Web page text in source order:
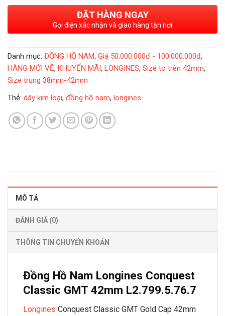
ĐẶT HÀNG NGAY
Gọi điện xác nhận và giao hàng tận nơi
Danh mục: ĐỒNG HỒ NAM, Giá 50.000.000đ - 100.000.000đ,
HÀNG MỚI VỀ, KHUYẾN MÃI, LONGINES, Size to trên 42mm,
Size trung 38mm-42mm
Thẻ: dây kim loại, đồng hồ nam, longines
MÔ TẢ
ĐÁNH GIÁ (0)
THÔNG TIN CHUYỂN KHOẢN
Đồng Hồ Nam Longines Conquest
Classic GMT 42mm L2.799.5.76.7
Longines Conquest Classic GMT Gold Cap 42mm